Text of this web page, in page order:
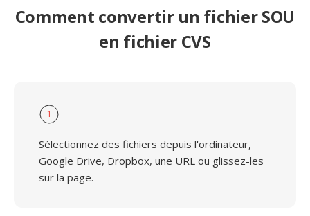
Comment convertir un fichier SOU
en fichier CVS
1
Sélectionnez des fichiers depuis l'ordinateur,
Google Drive, Dropbox, une URL ou glissez-les
sur la page.